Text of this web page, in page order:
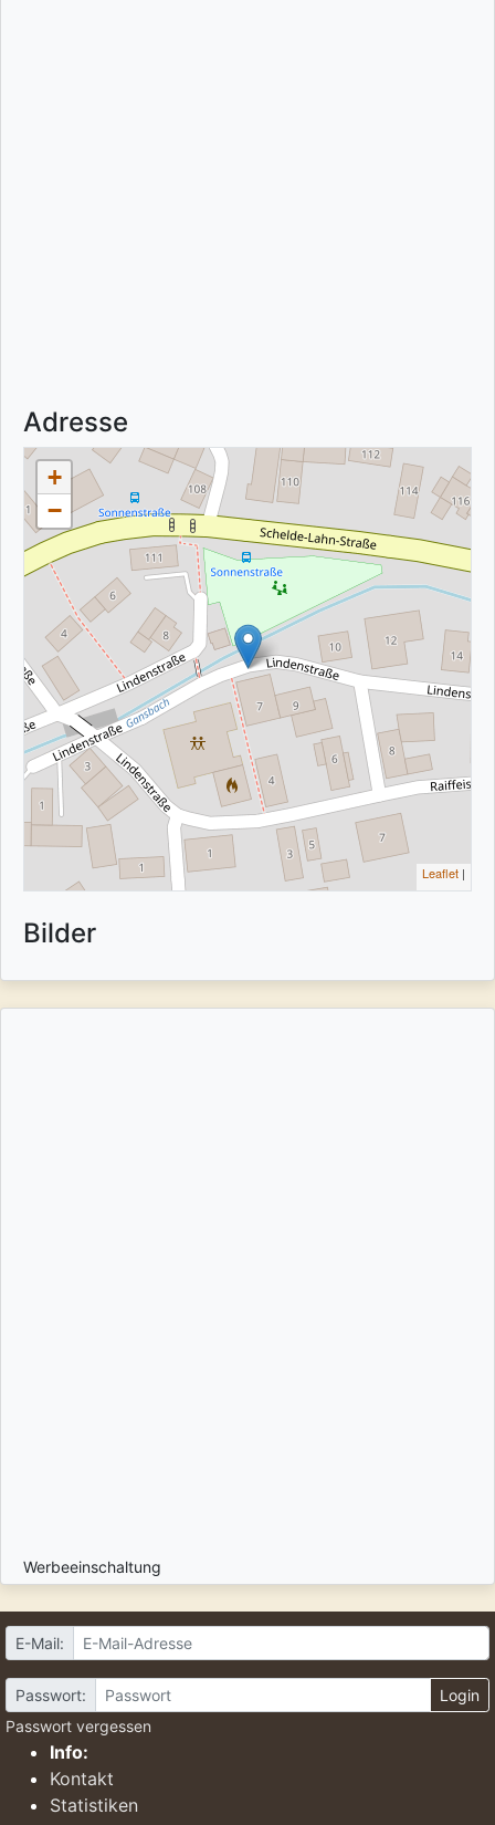
Adresse
+
−
Leaflet |
Bilder
Werbeeinschaltung
E-Mail:
Passwort:
Login
Passwort vergessen
Info:
Kontakt
Statistiken